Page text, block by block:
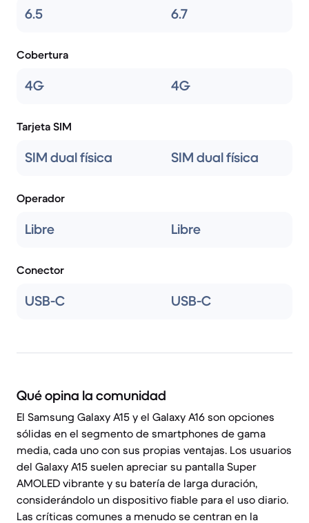
6.5 6.7
Cobertura
4G 4G
Tarjeta SIM
SIM dual física SIM dual física
Operador
Libre Libre
Conector
USB-C USB-C
Qué opina la comunidad
El Samsung Galaxy A15 y el Galaxy A16 son opciones
sólidas en el segmento de smartphones de gama
media, cada uno con sus propias ventajas. Los usuarios
del Galaxy A15 suelen apreciar su pantalla Super
AMOLED vibrante y su batería de larga duración,
considerándolo un dispositivo fiable para el uso diario.
Las críticas comunes a menudo se centran en la